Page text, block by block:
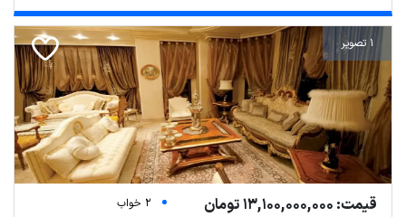
1 تصویر
قیمت: 13,100,000,000 تومان
2 خواب